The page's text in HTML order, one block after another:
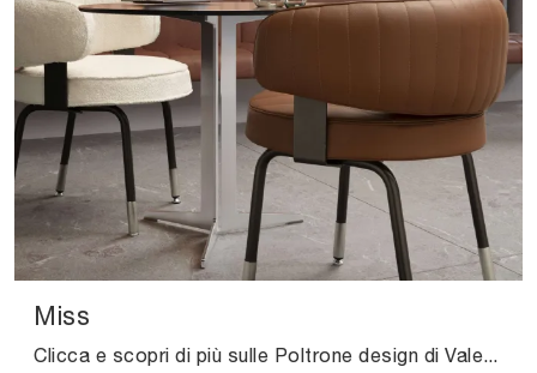
Miss
Clicca e scopri di più sulle Poltrone design di Valentini! Vari modelli in pelle, come Miss, ti aspettano.